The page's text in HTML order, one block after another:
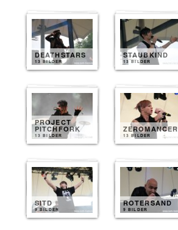
DEATHSTARS
13 BILDER
STAUBKIND
13 BILDER
PROJECT
PITCHFORK
13 BILDER
ZEROMANCER
13 BILDER
SITD
9 BILDER
ROTERSAND
9 BILDER